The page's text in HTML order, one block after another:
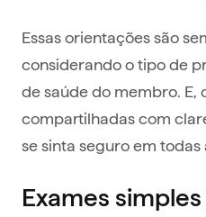
Essas orientações são
considerando o tipo de
de saúde do membro. E,
compartilhadas com
se sinta seguro em todas
Exames